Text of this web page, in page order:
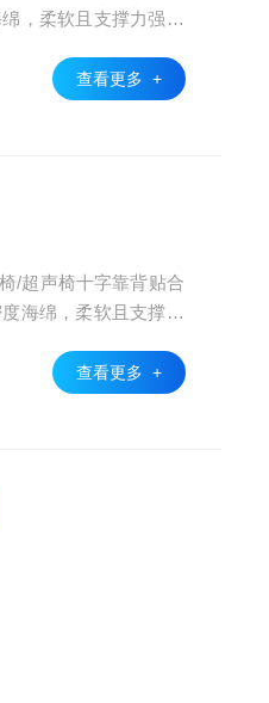
，柔软且支撑力强，
音万向轮与脚踏圈，
查看更多 +
/超声椅十字靠背贴合
海绵，柔软且支撑力
配静音万向轮与脚踏
查看更多 +